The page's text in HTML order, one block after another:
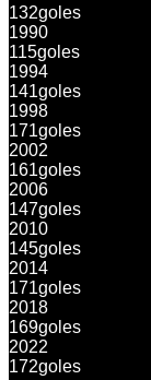
132goles
1990
115goles
1994
141goles
1998
171goles
2002
161goles
2006
147goles
2010
145goles
2014
171goles
2018
169goles
2022
172goles